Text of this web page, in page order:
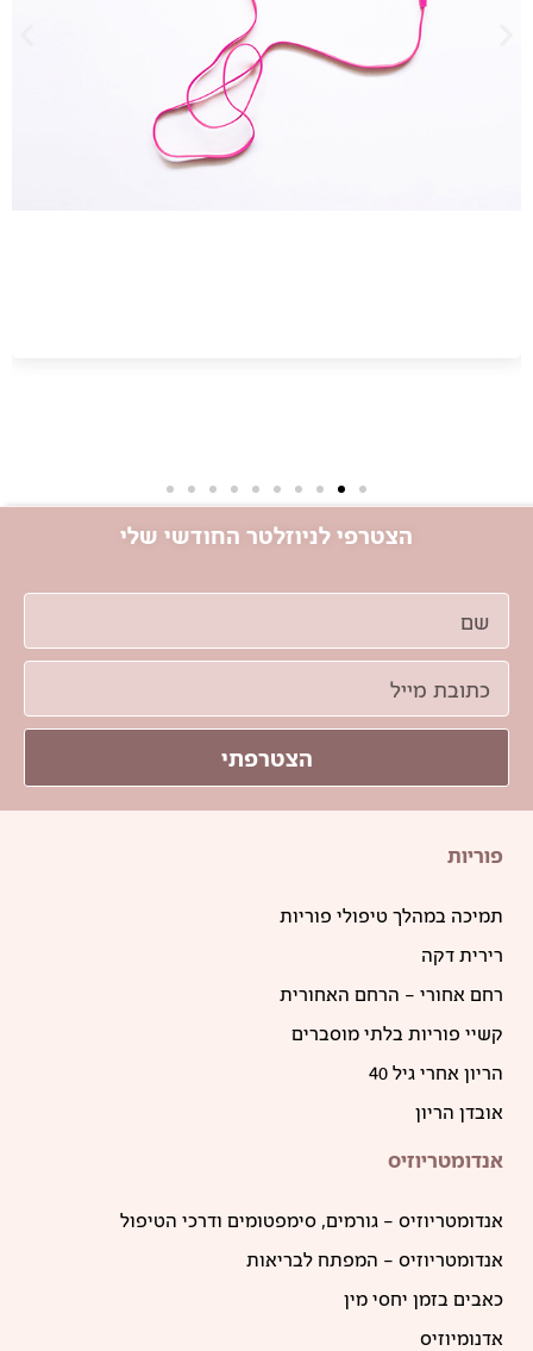
הצטרפי לניוזלטר החודשי שלי
הצטרפתי
פוריות
תמיכה במהלך טיפולי פוריות
רירית דקה
רחם אחורי – הרחם האחורית
קשיי פוריות בלתי מוסברים
הריון אחרי גיל 40
אובדן הריון
אנדומטריוזיס
אנדומטריוזיס – גורמים, סימפטומים ודרכי הטיפול
אנדומטריוזיס – המפתח לבריאות
כאבים בזמן יחסי מין
אדנומיוזיס